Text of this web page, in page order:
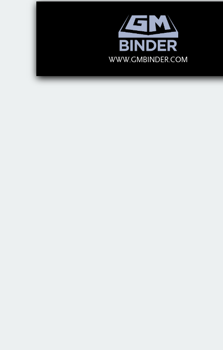
WWW.GMBINDER.COM